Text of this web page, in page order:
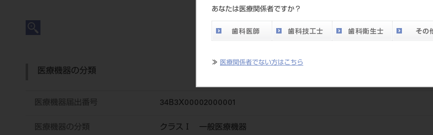
あなたは医療関係者ですか？
≫ 医療関係者でない方はこちら
ジ
医療機器の分類
医療機器届出番号 34B3X00002000001
医療機器の分類 クラスⅠ 一般医療機器